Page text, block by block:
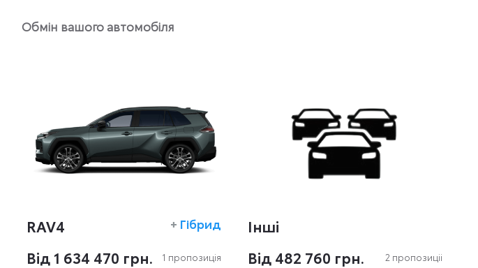
Обмін вашого автомобіля
RAV4 + Гібрид
Вiд 1 634 470 грн. 1 пропозиція
Інші
Вiд 482 760 грн.
2 пропозиціi